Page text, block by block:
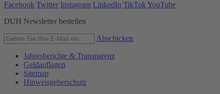
Facebook Twitter Instagram LinkedIn TikTok YouTube
DUH Newsletter bestellen
Abschicken
Jahresberichte & Transparenz
Geldauflagen
Sitemap
Hinweisgeberschutz